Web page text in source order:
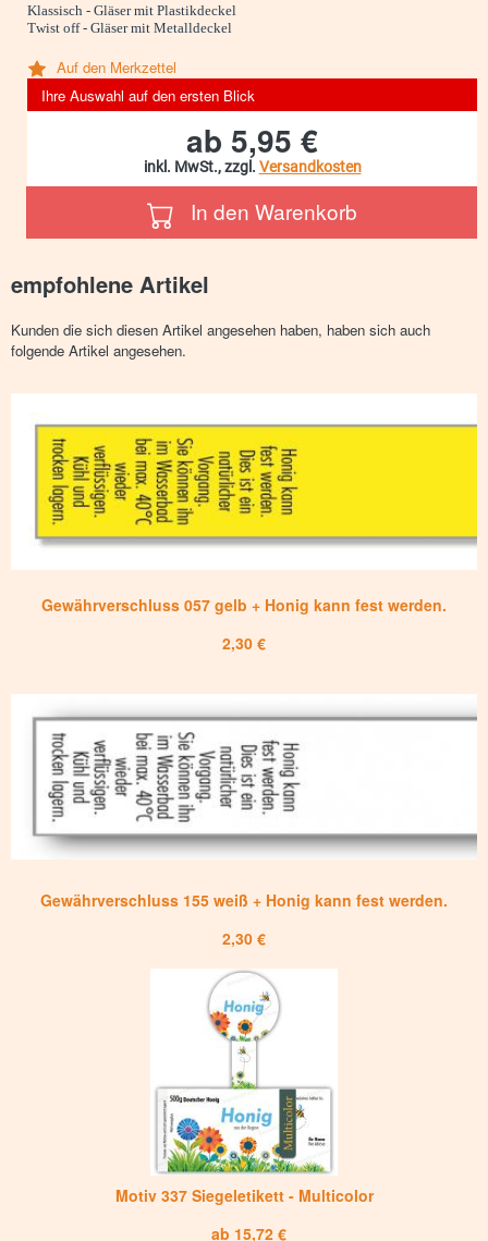
Klassisch - Gläser mit Plastikdeckel
Twist off - Gläser mit Metalldeckel
Auf den Merkzettel
Ihre Auswahl auf den ersten Blick
ab 5,95 €
inkl. MwSt., zzgl. Versandkosten
In den Warenkorb
empfohlene Artikel
Kunden die sich diesen Artikel angesehen haben, haben sich auch
folgende Artikel angesehen.
Gewährverschluss 057 gelb + Honig kann fest werden.
2,30 €
Gewährverschluss 155 weiß + Honig kann fest werden.
2,30 €
Motiv 337 Siegeletikett - Multicolor
ab 15,72 €